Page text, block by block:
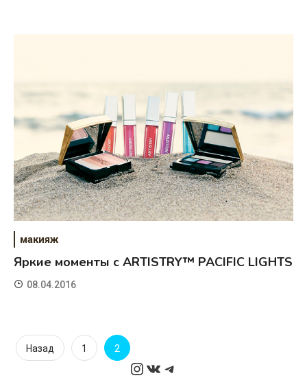
макияж
Яркие моменты с ARTISTRY™ PACIFIC LIGHTS
08.04.2016
Пагинация
Назад 1 2
Instagram
ВКонтакте
Telegram